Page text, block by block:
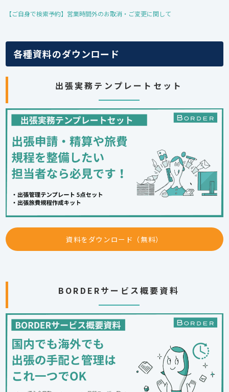
【ご自身で検索予約】営業時間外のお取消・ご変更に関して
各種資料のダウンロード
出張実務テンプレートセット
資料をダウンロード（無料）
BORDERサービス概要資料